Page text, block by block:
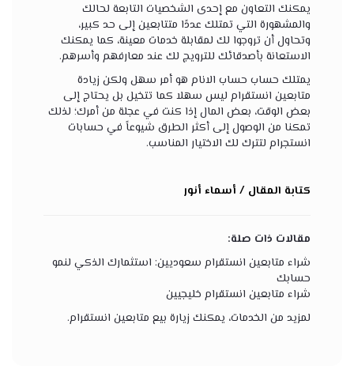
يمكنك التعاون مع إحدى الشخصيات التابعة لحالك
والمشهورة التي تمتلك عددًا متتابعين إلى حد كبير،
وتحاول أن تروجوا لك لمقابلة خدمات معينة، كما يمكنك
الاستعانة بأصدقائك للترويج لك عند معارفهم وأسرهم.
يمتلك حساب حساب الانام هو أمر سهل ولكن زيادة
متابعين انستقرام ليس سهلا كما تتخيل بل يحتاج إلى
بعض الوقت، بعض المال إذا كنت في عجلة من أمرك؛ لذلك
تمكنا من الوصول إلى أكثر الطرق شيوعاً في حسابات
انستجرام لتترك لك الاختيار المناسب.
كتابة المقال / أسماء أنور
مقالات ذات صلة:
شراء متابعين انستقرام سعوديين: استثمارك الذكي لنمو
حسابك
شراء متابعين انستقرام خليجيين
لمزيد من الخدمات، يمكنك زيارة بيع متابعين انستقرام.